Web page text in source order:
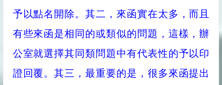
予以點名開除。其二，來函實在太多，而且
有些來函是相同的或類似的問題，這樣，辦
公室就選擇其同類問題中有代表性的予以印
證回覆。其三，最重要的是，很多來函提出